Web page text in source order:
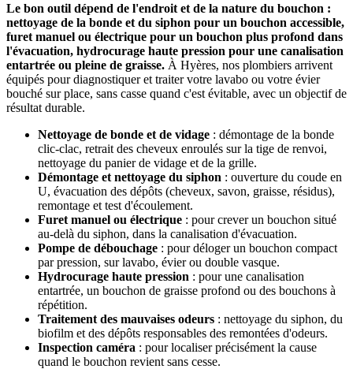
Le bon outil dépend de l'endroit et de la nature du bouchon :
nettoyage de la bonde et du siphon pour un bouchon accessible,
furet manuel ou électrique pour un bouchon plus profond dans
l'évacuation, hydrocurage haute pression pour une canalisation
entartrée ou pleine de graisse. À Hyères, nos plombiers arrivent
équipés pour diagnostiquer et traiter votre lavabo ou votre évier
bouché sur place, sans casse quand c'est évitable, avec un objectif de
résultat durable.
Nettoyage de bonde et de vidage : démontage de la bonde
clic-clac, retrait des cheveux enroulés sur la tige de renvoi,
nettoyage du panier de vidage et de la grille.
Démontage et nettoyage du siphon : ouverture du coude en
U, évacuation des dépôts (cheveux, savon, graisse, résidus),
remontage et test d'écoulement.
Furet manuel ou électrique : pour crever un bouchon situé
au-delà du siphon, dans la canalisation d'évacuation.
Pompe de débouchage : pour déloger un bouchon compact
par pression, sur lavabo, évier ou double vasque.
Hydrocurage haute pression : pour une canalisation
entartrée, un bouchon de graisse profond ou des bouchons à
répétition.
Traitement des mauvaises odeurs : nettoyage du siphon, du
biofilm et des dépôts responsables des remontées d'odeurs.
Inspection caméra : pour localiser précisément la cause
quand le bouchon revient sans cesse.